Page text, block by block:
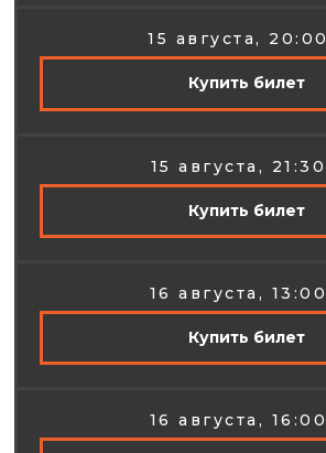
15 августа, 20:00
Купить билет
15 августа, 21:30
Купить билет
16 августа, 13:00
Купить билет
16 августа, 16:00